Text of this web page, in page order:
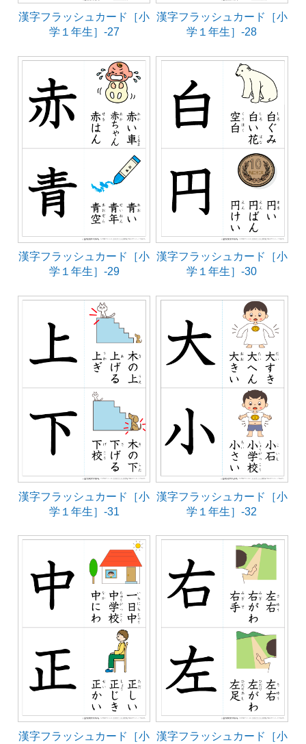
漢字フラッシュカード［小
学１年生］-27
漢字フラッシュカード［小
学１年生］-28
漢字フラッシュカード［小
学１年生］-29
漢字フラッシュカード［小
学１年生］-30
漢字フラッシュカード［小
学１年生］-31
漢字フラッシュカード［小
学１年生］-32
漢字フラッシュカード［小 漢字フラッシュカード［小